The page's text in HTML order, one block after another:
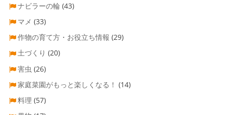
ナビラーの輪 (43)
マメ (33)
作物の育て方・お役立ち情報 (29)
土づくり (20)
害虫 (26)
家庭菜園がもっと楽しくなる！ (14)
料理 (57)